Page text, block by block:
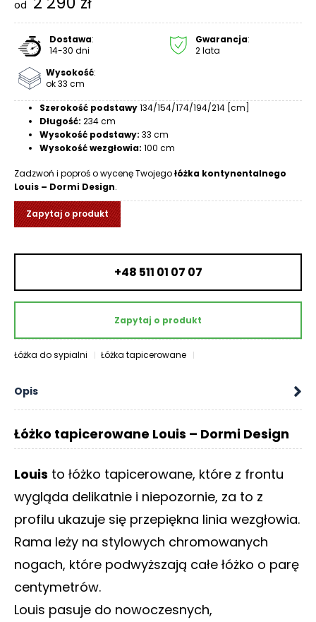
R
A
Ó
M
A
T
E
A
N
T
K
B
L
G
W
Y
A
od
Dostawa:
14-30 dni
Gwarancja:
2 lata
Wysokość:
ok 33 cm
Szerokość podstawy134/154/174/194/214 [cm]
Długość: 234 cm
Wysokość podstawy: 33 cm
Wysokość wezgłowia: 100 cm
Zadzwoń i poproś o wycenę Twojegołóżka kontynentalnego
Louis – Dormi Design.
Zapytaj o produkt
+48 511 01 07 07
Zapytaj o produkt
Łóżka do sypialni Łóżka tapicerowane
Opis
Łóżko tapicerowane Louis – Dormi Design
Louis to łóżko tapicerowane, które z frontu
wygląda delikatnie i niepozornie, za to z
profilu ukazuje się przepiękna linia wezgłowia.
Rama leży na stylowych chromowanych
nogach, które podwyższają całe łóżko o parę
centymetrów.
Louis pasuje do nowoczesnych,